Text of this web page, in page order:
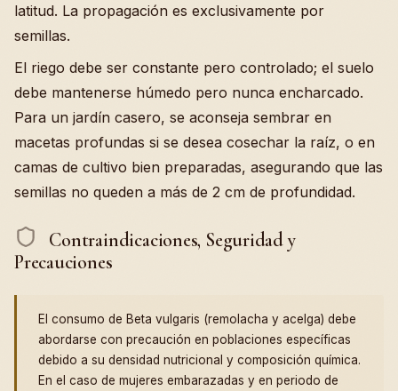
latitud. La propagación es exclusivamente por
semillas.
El riego debe ser constante pero controlado; el suelo
debe mantenerse húmedo pero nunca encharcado.
Para un jardín casero, se aconseja sembrar en
macetas profundas si se desea cosechar la raíz, o en
camas de cultivo bien preparadas, asegurando que las
semillas no queden a más de 2 cm de profundidad.
Contraindicaciones, Seguridad y
Precauciones
El consumo de Beta vulgaris (remolacha y acelga) debe
abordarse con precaución en poblaciones específicas
debido a su densidad nutricional y composición química.
En el caso de mujeres embarazadas y en periodo de